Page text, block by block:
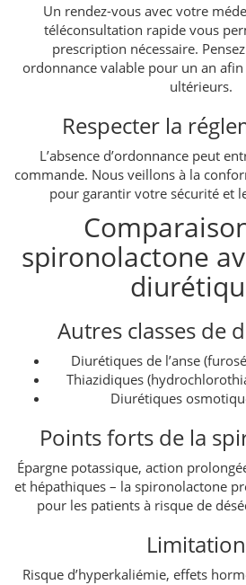
Un rendez-vous avec votre
téléconsultation rapide vous
prescription nécessaire.
ordonnance valable pour un an
ultérieurs.
Respecter la
L’absence d’ordonnance peut
commande. Nous veillons à la
pour garantir votre sécurité et
spironolactone
Autres classes de
Diurétiques de l’anse
Thiazidiques
Diurétiques
Points forts de la
Épargne potassique, action
et hépathiques – la spironolactone
pour les patients à risque de
Risque d’hyperkaliémie, effets